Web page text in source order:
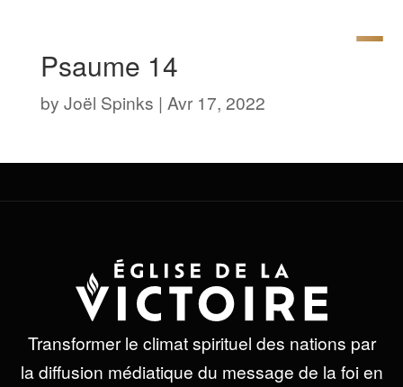
Psaume 14
by Joël Spinks | Avr 17, 2022
Transformer le climat spirituel des nations par
la diffusion médiatique du message de la foi en